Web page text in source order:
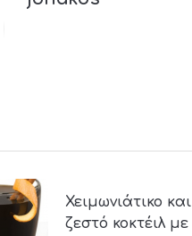
Χειμωνιάτικο και
ζεστό κοκτέιλ με